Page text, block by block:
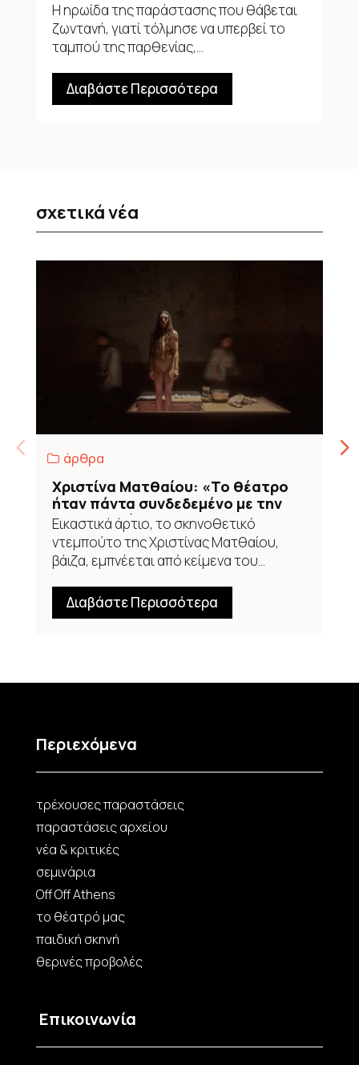
Η ηρωίδα της παράστασης που θάβεται
ζωντανή, γιατί τόλμησε να υπερβεί το
ταμπού της παρθενίας,...
Διαβάστε Περισσότερα
σχετικά νέα
άρθρα
Χριστίνα Ματθαίου: «Το θέατρο
ήταν πάντα συνδεδεμένο με την
τελετουργία»
Εικαστικά άρτιο, το σκηνοθετικό
ντεμπούτο της Χριστίνας Ματθαίου,
βάιζα, εμπνέεται από κείμενα του...
Διαβάστε Περισσότερα
Περιεχόμενα
τρέχουσες παραστάσεις
παραστάσεις αρχείου
νέα & κριτικές
σεμινάρια
Off Off Athens
το θέατρό μας
παιδική σκηνή
θερινές προβολές
Επικοινωνία